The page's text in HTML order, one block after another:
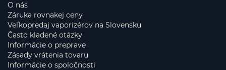
O nás
Záruka rovnakej ceny
Veľkopredaj vaporizérov na Slovensku
Často kladené otázky
Informácie o preprave
Zásady vrátenia tovaru
Informácie o spoločnosti